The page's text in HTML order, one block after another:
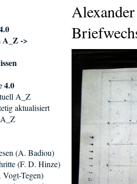
->
4.0
A_Z
aktualisiert
(A. Badiou)
(F. D. Hinze)
Vogt-Tegen)